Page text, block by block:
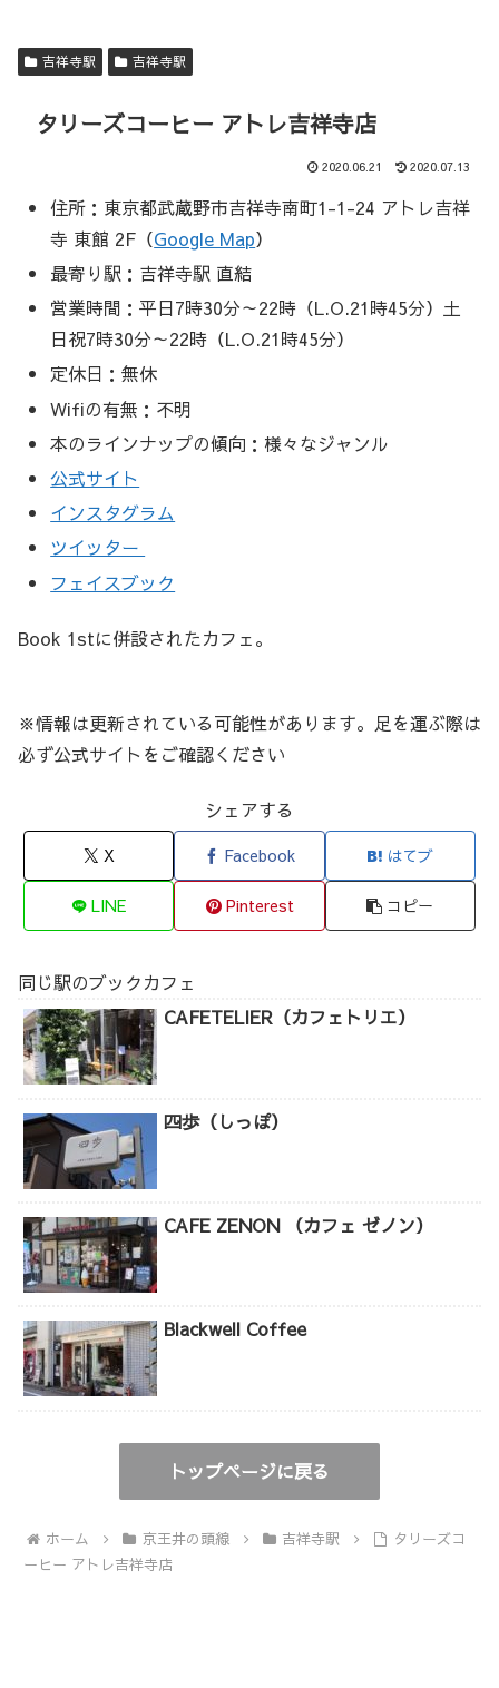
吉祥寺駅 吉祥寺駅
タリーズコーヒー アトレ吉祥寺店
2020.06.21 2020.07.13
住所：東京都武蔵野市吉祥寺南町1-1-24 アトレ吉祥
寺 東館 2F（Google Map）
最寄り駅：吉祥寺駅 直結
営業時間：平日7時30分～22時（L.O.21時45分）土
日祝7時30分～22時（L.O.21時45分）
定休日：無休
Wifiの有無：不明
本のラインナップの傾向：様々なジャンル
公式サイト
インスタグラム
ツイッター
フェイスブック
Book 1stに併設されたカフェ。
※情報は更新されている可能性があります。足を運ぶ際は
必ず公式サイトをご確認ください
シェアする
X Facebook はてブ
LINE Pinterest コピー
同じ駅のブックカフェ
CAFETELIER（カフェトリエ）
四歩（しっぽ）
CAFE ZENON （カフェ ゼノン）
Blackwell Coffee
トップページに戻る
ホーム 京王井の頭線 吉祥寺駅
タリーズコ
ーヒー アトレ吉祥寺店